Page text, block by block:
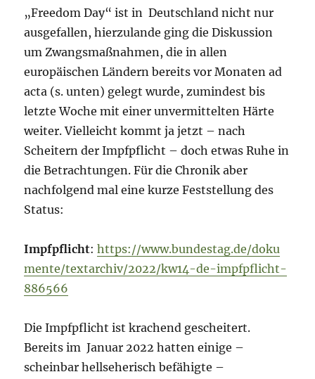
„Freedom Day“ ist in Deutschland nicht nur
ausgefallen, hierzulande ging die Diskussion
um Zwangsmaßnahmen, die in allen
europäischen Ländern bereits vor Monaten ad
acta (s. unten) gelegt wurde, zumindest bis
letzte Woche mit einer unvermittelten Härte
weiter. Vielleicht kommt ja jetzt – nach
Scheitern der Impfpflicht – doch etwas Ruhe in
die Betrachtungen. Für die Chronik aber
nachfolgend mal eine kurze Feststellung des
Status:
Impfpflicht:https://www.bundestag.de/doku
mente/textarchiv/2022/kw14-de-impfpflicht-
886566
Die Impfpflicht ist krachend gescheitert.
Bereits im Januar 2022 hatten einige –
scheinbar hellseherisch befähigte –